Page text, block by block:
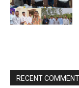
RECENT